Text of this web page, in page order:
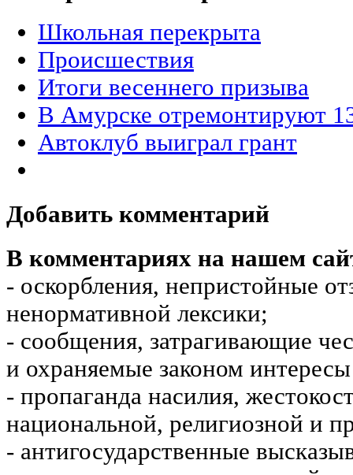
Школьная перекрыта
Происшествия
Итоги весеннего призыва
В Амурске отремонтируют
Автоклуб выиграл грант
Добавить комментарий
В комментариях на нашем
- оскорбления, непристойные
ненормативной лексики;
- сообщения, затрагивающие
и охраняемые законом
- пропаганда насилия,
национальной, религиозной и
- антигосударственные